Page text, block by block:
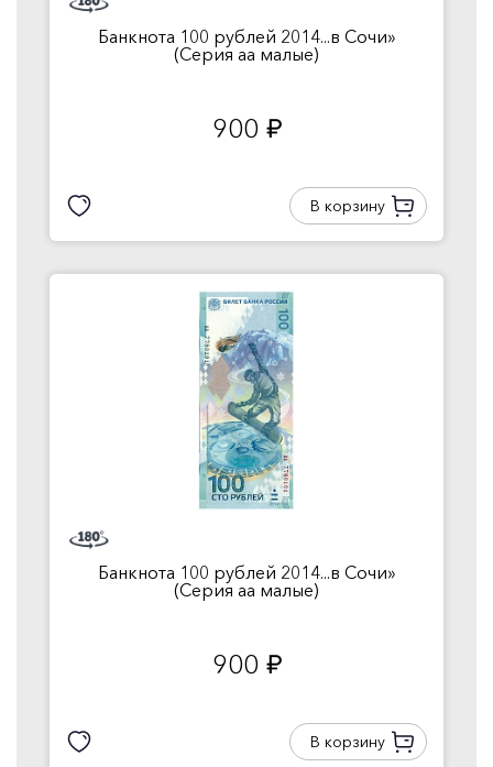
Банкнота 100 рублей 2014...в Сочи»
(Серия аа малые)
900 руб.
В корзину
Банкнота 100 рублей 2014...в Сочи»
(Серия аа малые)
900 руб.
В корзину